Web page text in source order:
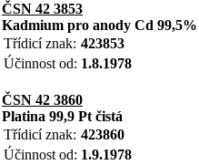
ČSN 42 3853
Kadmium pro anody Cd 99,5%
Třídicí znak: 423853
Účinnost od: 1.8.1978
ČSN 42 3860
Platina 99,9 Pt čistá
Třídicí znak: 423860
Účinnost od: 1.9.1978